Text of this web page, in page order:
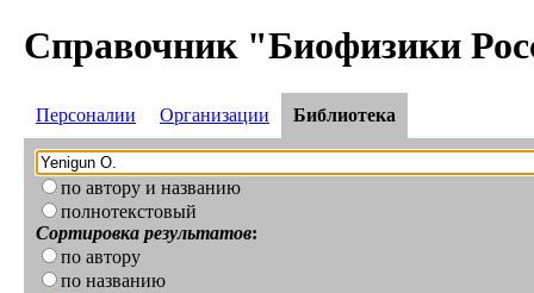
Справочник "Биофизики
Персоналии Организации Библиотека
по автору и названию
полнотекстовый
Сортировка результатов:
по автору
по названию